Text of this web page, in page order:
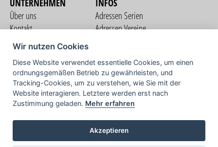
UNTERNEHMEN
Über uns
Kontakt
Nutzungsbedingungen
Datenschutzerklärung
Impressum
INFOS
Adressen Serien
Adressen Vereine
COMMUNITY
TV
Wir nutzen Cookies
Diese Website verwendet essentielle Cookies, um einen
ordnungsgemäßen Betrieb zu gewährleisten, und
Tracking-Cookies, um zu verstehen, wie Sie mit der
Website interagieren. Letztere werden erst nach
Zustimmung geladen. Mehr erfahren
Akzeptieren